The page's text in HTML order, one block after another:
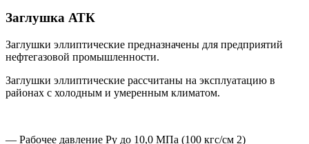
Заглушка АТК
Заглушки эллиптические предназначены для предприятий
нефтегазовой промышленности.
Заглушки эллиптические рассчитаны на эксплуатацию в
районах с холодным и умеренным климатом.
— Рабочее давление Ру до 10,0 МПа (100 кгс/см 2)